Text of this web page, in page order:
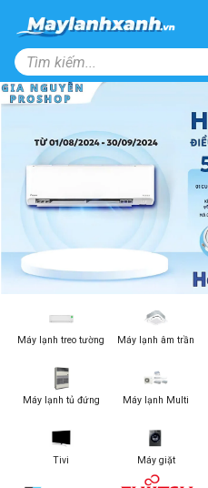
Máy lạnh treo tường Máy lạnh âm trần
Máy lạnh tủ đứng Máy lạnh Multi
Tivi Máy giặt